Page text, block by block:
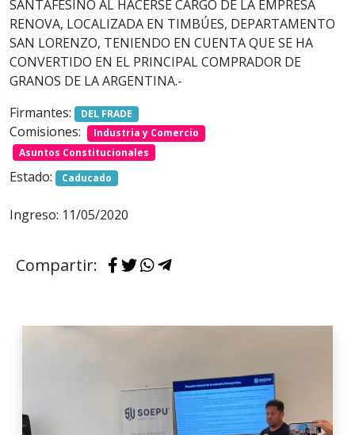
SANTAFESINO AL HACERSE CARGO DE LA EMPRESA
RENOVA, LOCALIZADA EN TIMBÚES, DEPARTAMENTO
SAN LORENZO, TENIENDO EN CUENTA QUE SE HA
CONVERTIDO EN EL PRINCIPAL COMPRADOR DE
GRANOS DE LA ARGENTINA.-
Firmantes:
DEL FRADE
Comisiones:
Industria y Comercio
Asuntos Constitucionales
Estado: Caducado
Ingreso: 11/05/2020
Compartir: